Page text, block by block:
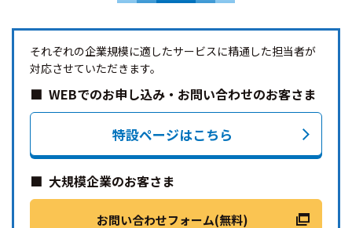
それぞれの企業規模に適したサービスに精通した担当者が
対応させていただきます。
WEBでのお申し込み・お問い合わせのお客さま
特設ページはこちら
大規模企業のお客さま
お問い合わせフォーム(無料)